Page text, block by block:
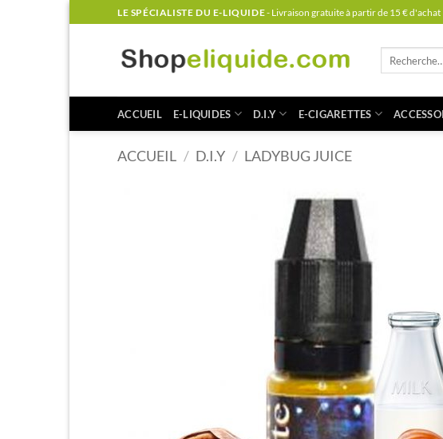
au
LE SPÉCIALISTE DU E-LIQUIDE- Livraison gratuite à partir de 15 € d'achat
ACCUEIL E-LIQUIDES D.I.Y E-CIGARETTES
ACCUEIL / D.I.Y / LADYBUG JUICE